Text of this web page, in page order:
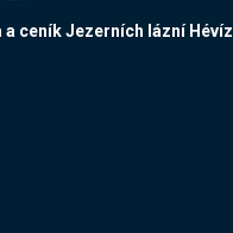
a ceník Jezerních lázní Hévíz